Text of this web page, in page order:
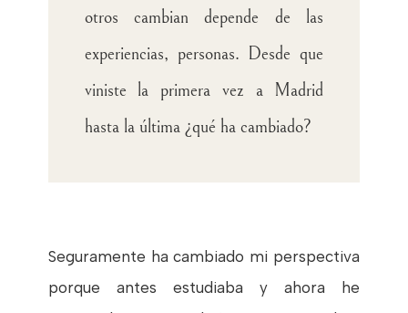
otros cambian depende de las
experiencias, personas. Desde que
viniste la primera vez a Madrid
hasta la última ¿qué ha cambiado?
Seguramente ha cambiado mi perspectiva
porque antes estudiaba y ahora he